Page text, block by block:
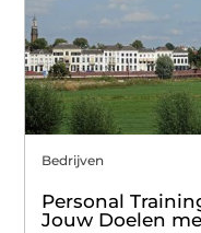
Bedrijven
Personal
Jouw Doelen